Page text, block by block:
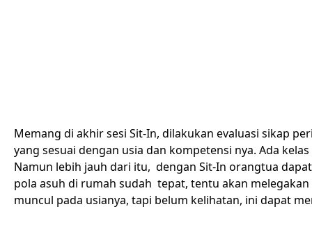
Memang di akhir sesi Sit-In, dilakukan evaluasi sikap
yang sesuai dengan usia dan kompetensi nya. Ada
Namun lebih jauh dari itu, dengan Sit-In orangtua
pola asuh di rumah sudah tepat, tentu akan
muncul pada usianya, tapi belum kelihatan, ini dapat